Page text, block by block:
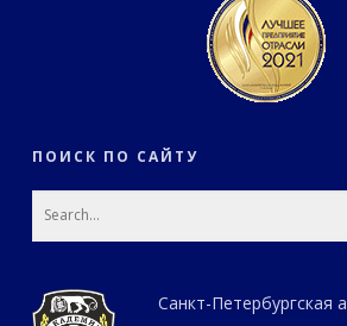
ПОИСК ПО САЙТУ
Санкт-Петербургская